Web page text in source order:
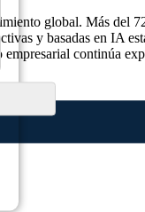
global. Más del
y basadas en IA
continúa